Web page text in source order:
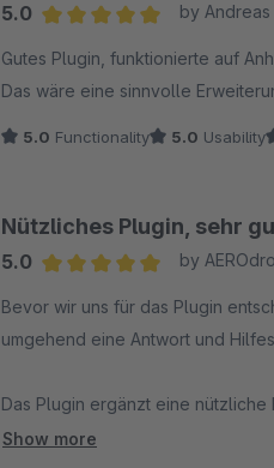
5.0
by Andreas
Gutes Plugin, funktionierte auf
Das wäre eine sinnvolle
5.0 Functionality 5.0 Usability
Nützliches Plugin, sehr
5.0
by
Bevor wir uns für das Plugin
umgehend eine Antwort und
Das Plugin ergänzt eine
Show more